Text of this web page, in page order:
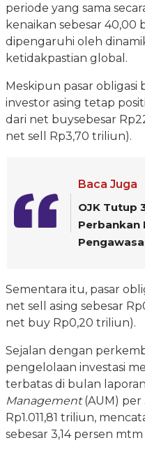
periode yang sama
kenaikan sebesar 40,00
dipengaruhi oleh
ketidakpastian global.
Meskipun pasar obligasi
investor asing tetap
dari net buysebesar
net sell Rp3,70 triliun).
Baca Juga
OJK Tutup
Perbankan
Sementara itu, pasar
net sell asing sebesar
net buy Rp0,20 triliun).
Sejalan dengan
pengelolaan investasi
terbatas di bulan
Management(AUM)
Rp1.011,81 triliun,
sebesar 3,14 persen